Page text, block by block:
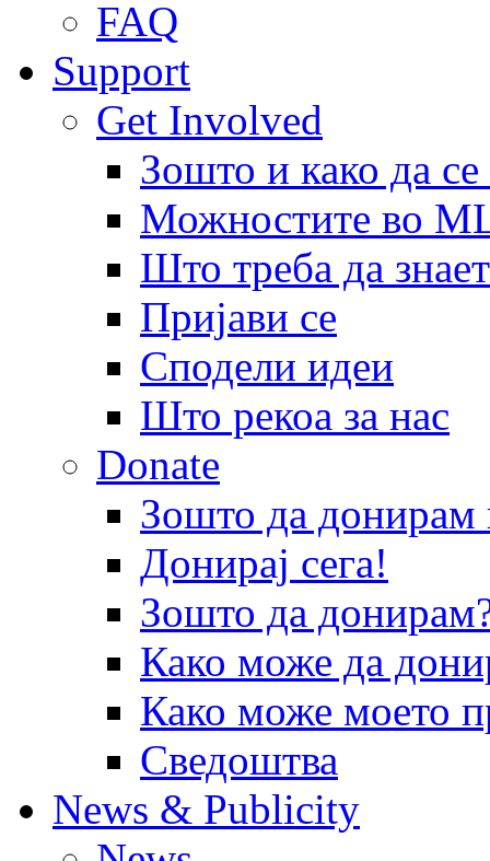
FAQ
Support
Get Involved
Зошто и како да
Можностите во
Што треба да
Пријави се
Сподели идеи
Што рекоа за нас
Donate
Зошто да
Донирај сега!
Зошто да
Како може да
Како може моето
Сведоштва
News & Publicity